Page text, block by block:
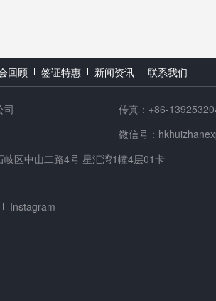
回顾 签证特惠 新闻资讯 联系我们
司
传真：+86-
微信号：
区中山二路4号 星汇湾1幢4层01卡
Instagram